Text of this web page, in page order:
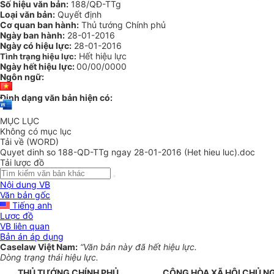
Số hiệu văn bản: 188/QĐ-TTg
Loại văn bản: Quyết định
Cơ quan ban hành: Thủ tướng Chính phủ
Ngày ban hành: 28-01-2016
Ngày có hiệu lực: 28-01-2016
Tình trạng hiệu lực: Hết hiệu lực
Ngày hết hiệu lực:00/00/0000
Ngôn ngữ:
Định dạng văn bản hiện có:
MỤC LỤC
Không có mục lục
Tải về (WORD)
Quyet dinh so 188-QD-TTg ngay 28-01-2016 (Het hieu luc).doc
Tải lược đồ
Nội dung VB
Văn bản gốc
Tiếng anh
Lược đồ
VB liên quan
Bản án áp dụng
Caselaw Việt Nam: “Văn bản này đã hết hiệu lực.
Dòng trạng thái hiệu lực.